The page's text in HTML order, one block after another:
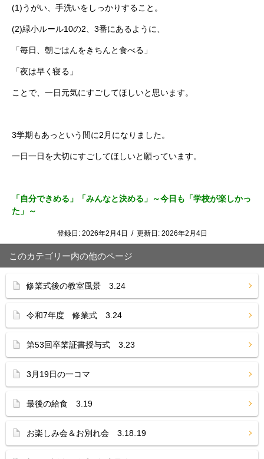
(1)うがい、手洗いをしっかりすること。
(2)緑小ルール10の2、3番にあるように、
「毎日、朝ごはんをきちんと食べる」
「夜は早く寝る」
ことで、一日元気にすごしてほしいと思います。
3学期もあっという間に2月になりました。
一日一日を大切にすごしてほしいと願っています。
「自分できめる」「みんなと決める」～今日も「学校が楽しかっ
た」～
登録日: 2026年2月4日 / 更新日: 2026年2月4日
このカテゴリー内の他のページ
修業式後の教室風景 3.24
令和7年度 修業式 3.24
第53回卒業証書授与式 3.23
3月19日の一コマ
最後の給食 3.19
お楽しみ会＆お別れ会 3.18₋19